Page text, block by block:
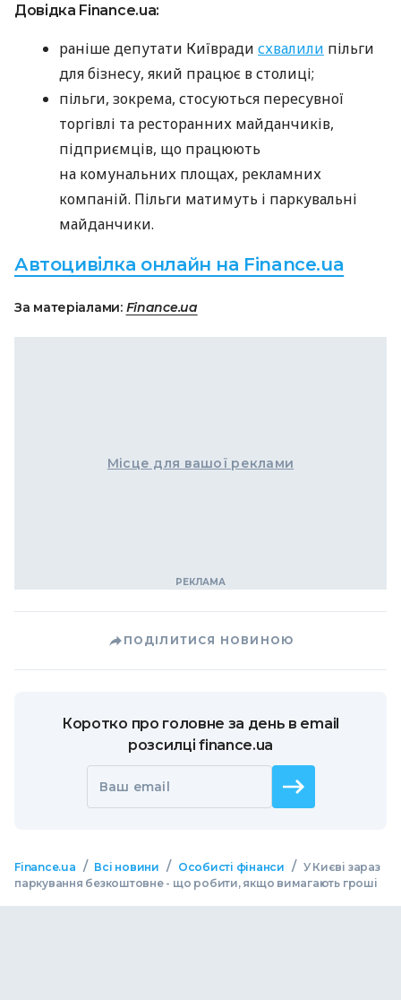
Довідка Finance.ua:
раніше депутати Київради схвалили пільги
для бізнесу, який працює в столиці;
пільги, зокрема, стосуються пересувної
торгівлі та ресторанних майданчиків,
підприємців, що працюють
на комунальних площах, рекламних
компаній. Пільги матимуть і паркувальні
майданчики.
Автоцивілка онлайн на Finance.ua
За матеріалами: Finance.ua
Місце для вашої реклами
ПОДІЛИТИСЯ НОВИНОЮ
Коротко про головне за день в email
розсилці finance.ua
Ваш email
Finance.ua / Всі новини / Особисті фінанси / У Києві зараз
паркування безкоштовне - що робити, якщо вимагають гроші